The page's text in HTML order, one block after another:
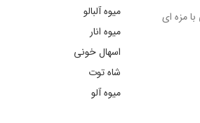
مزه ای
میوه آلبالو
میوه انار
اسهال خونی
شاه توت
میوه آلو